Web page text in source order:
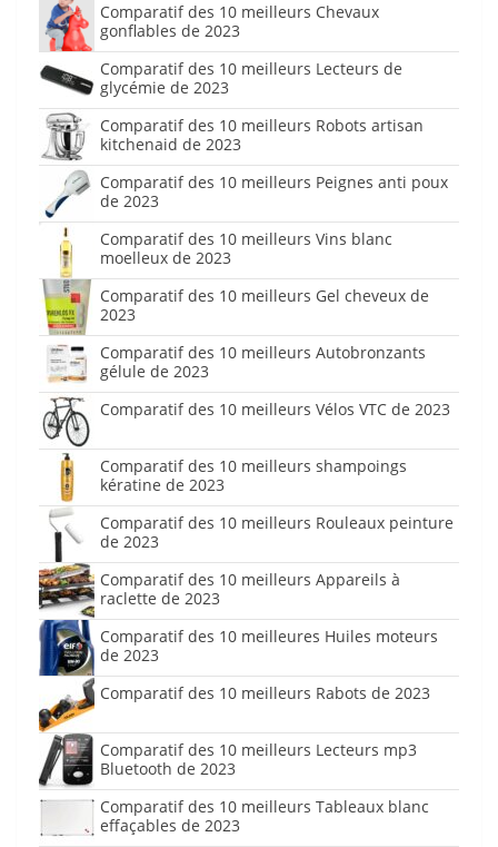
Comparatif des 10 meilleurs Chevaux
gonflables de 2023
Comparatif des 10 meilleurs Lecteurs de
glycémie de 2023
Comparatif des 10 meilleurs Robots artisan
kitchenaid de 2023
Comparatif des 10 meilleurs Peignes anti poux
de 2023
Comparatif des 10 meilleurs Vins blanc
moelleux de 2023
Comparatif des 10 meilleurs Gel cheveux de
2023
Comparatif des 10 meilleurs Autobronzants
gélule de 2023
Comparatif des 10 meilleurs Vélos VTC de 2023
Comparatif des 10 meilleurs shampoings
kératine de 2023
Comparatif des 10 meilleurs Rouleaux peinture
de 2023
Comparatif des 10 meilleurs Appareils à
raclette de 2023
Comparatif des 10 meilleures Huiles moteurs
de 2023
Comparatif des 10 meilleurs Rabots de 2023
Comparatif des 10 meilleurs Lecteurs mp3
Bluetooth de 2023
Comparatif des 10 meilleurs Tableaux blanc
effaçables de 2023